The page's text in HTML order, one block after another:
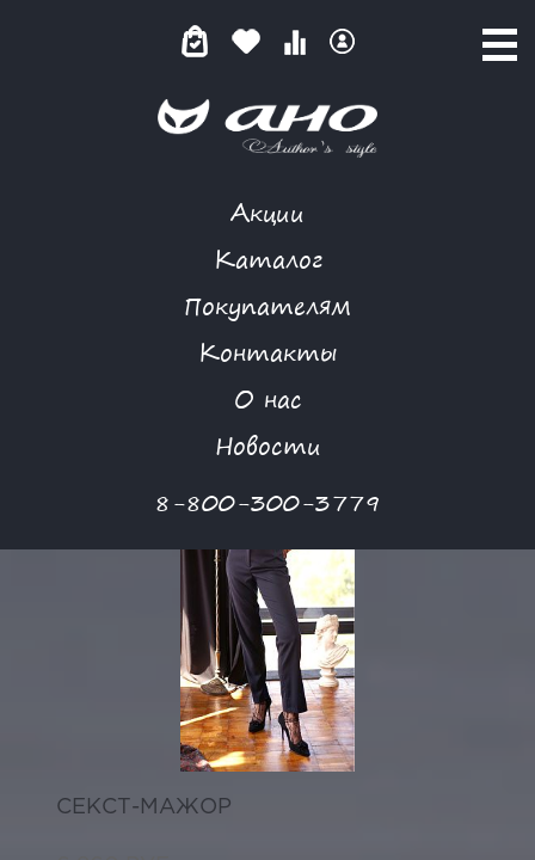
Акции
Каталог
Покупателям
Контакты
О нас
Новости
8-800-300-3779
КАТАЛОГ ТОВАРОВ
СЕКСТ-МАЖОР